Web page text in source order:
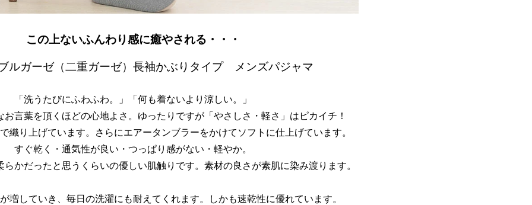
この上ないふんわり感に癒やされる・・・
ルガーゼ（二重ガーゼ）長袖かぶりタイプ メンズパジャマ
「洗うたびにふわふわ。」「何も着ないより涼しい。」
お言葉を頂くほどの心地よさ。ゆったりですが「やさしさ・軽さ」はピカイチ！
織り上げています。さらにエアータンブラーをかけてソフトに仕上げています。
すぐ乾く・通気性が良い・つっぱり感がない・軽やか。
かだったと思うくらいの優しい肌触りです。素材の良さが素肌に染み渡ります。
増していき、毎日の洗濯にも耐えてくれます。しかも速乾性に優れています。